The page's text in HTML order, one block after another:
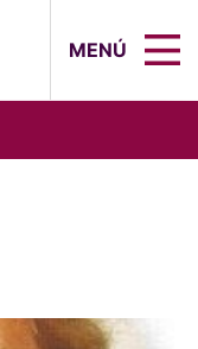
MENÚ